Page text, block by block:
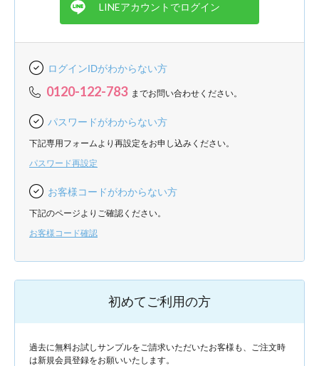
ログインIDがわからない方
0120-122-783 までお問い合わせください。
パスワードがわからない方
下記専用フォームより再設定をお申し込みください。
パスワード再設定
お客様コードがわからない方
下記のページよりご確認ください。
お客様コード確認
初めてご利用の方
過去に無料お試しサンプルをご請求いただいたお客様も、ご注文時
は新規会員登録をお願いいたします。